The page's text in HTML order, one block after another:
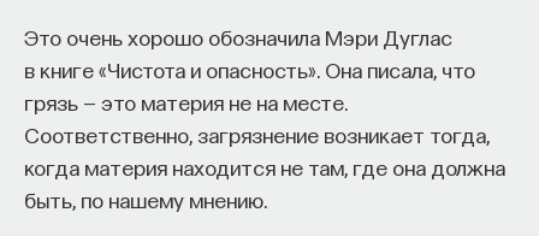
Это очень хорошо обозначила Мэри Дуглас
в книге «Чистота и опасность». Она писала, что
грязь — это материя не на месте.
Соответственно, загрязнение возникает тогда,
когда материя находится не там, где она должна
быть, по нашему мнению.
компаниях усложняют процесс
трудоустройства​;
Стереотипы не позволяют эффективно
конкурировать на международном рынке​.
Что такое Naukka Talents
эта судебная экспертиза требует обращения
к специалистам гуманитарного и социального
знания.
Впервые вопросы о необходимости экспертизы
стали обсуждаться в Соединенных Штатах